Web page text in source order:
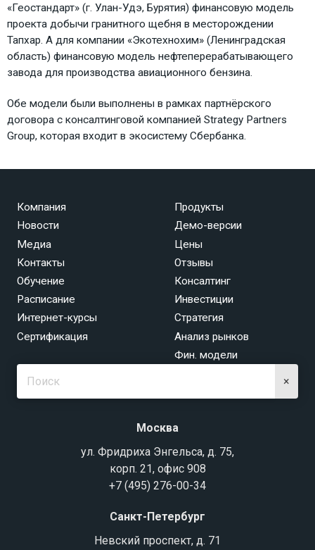
«Геостандарт» (г. Улан-Удэ, Бурятия) финансовую модель
проекта добычи гранитного щебня в месторождении
Тапхар. А для компании «Экотехнохим» (Ленинградская
область) финансовую модель нефтеперерабатывающего
завода для производства авиационного бензина.
Обе модели были выполнены в рамках партнёрского
договора с консалтинговой компанией Strategy Partners
Group, которая входит в экосистему Сбербанка.
Компания
Новости
Медиа
Контакты
Продукты
Демо-версии
Цены
Отзывы
Обучение
Расписание
Интернет-курсы
Сертификация
Консалтинг
Инвестиции
Стратегия
Анализ рынков
Фин. модели
×
Москва
ул. Фридриха Энгельса, д. 75,
корп. 21, офис 908
+7 (495) 276-00-34
Санкт-Петербург
Невский проспект, д. 71